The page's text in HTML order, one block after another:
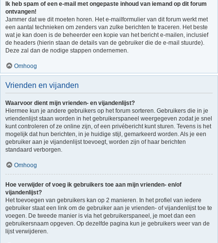
Ik heb spam of een e-mail met ongepaste inhoud van iemand op dit forum
ontvangen!
Jammer dat we dit moeten horen. Het e-mailformulier van dit forum werkt met
een aantal technieken om zenders van zulke berichten te traceren. Het beste
wat je kan doen is de beheerder een kopie van het bericht e-mailen, inclusief
de headers (hierin staan de details van de gebruiker die de e-mail stuurde).
Deze zal dan de nodige stappen ondernemen.
Omhoog
Vrienden en vijanden
Waarvoor dient mijn vrienden- en vijandenlijst?
Hiermee kun je andere gebruikers op het forum sorteren. Gebruikers die in je
vriendenlijst staan worden in het gebruikerspaneel weergegeven zodat je snel
kunt controleren of ze online zijn, of een privébericht kunt sturen. Tevens is het
mogelijk dat hun berichten, in je huidige stijl, gemarkeerd worden. Als je een
gebruiker aan je vijandenlijst toevoegt, worden zijn of haar berichten
standaard verborgen.
Omhoog
Hoe verwijder of voeg ik gebruikers toe aan mijn vrienden- en/of
vijandenlijst?
Het toevoegen van gebruikers kan op 2 manieren. In het profiel van iedere
gebruiker staat een link om de gebruiker aan je vrienden- of vijandenlijst toe te
voegen. De tweede manier is via het gebruikerspaneel, je moet dan een
gebruikersnaam opgeven. Op dezelfde pagina kun je gebruikers weer van de
lijst verwijderen.